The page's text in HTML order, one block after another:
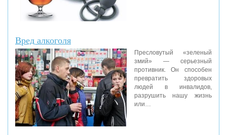
Вред алкоголя
Пресловутый «зеленый
змий» — серьезный
противник. Он способен
превратить здоровых
людей в инвалидов,
разрушить нашу жизнь
или…